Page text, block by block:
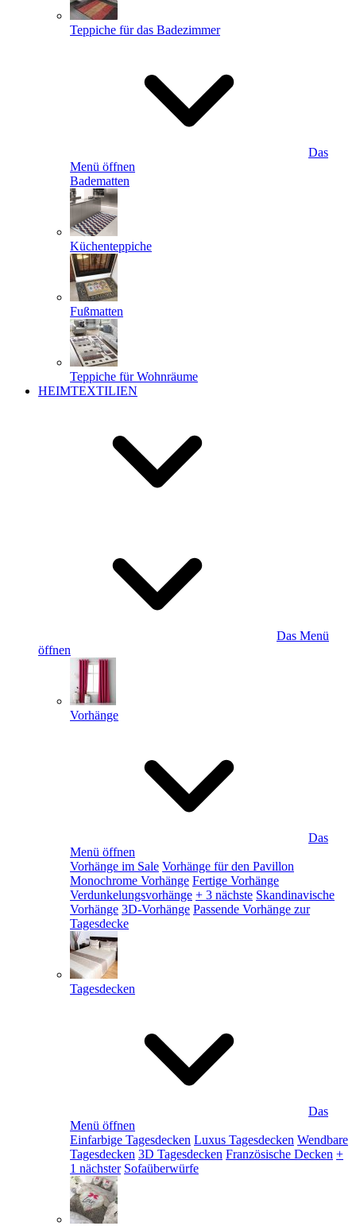
Teppiche für das Badezimmer
Das
Menü öffnen
Badematten
Küchenteppiche
Fußmatten
Teppiche für Wohnräume
HEIMTEXTILIEN
Das Menü
öffnen
Vorhänge
Das
Menü öffnen
Vorhänge im Sale Vorhänge für den Pavillon
Monochrome Vorhänge Fertige Vorhänge
Verdunkelungsvorhänge + 3 nächste Skandinavische
Vorhänge 3D-Vorhänge Passende Vorhänge zur
Tagesdecke
Tagesdecken
Das
Menü öffnen
Einfarbige Tagesdecken Luxus Tagesdecken Wendbare
Tagesdecken 3D Tagesdecken Französische Decken +
1 nächster Sofaüberwürfe